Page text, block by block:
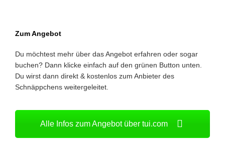
Zum Angebot
Du möchtest mehr über das Angebot erfahren oder sogar
buchen? Dann klicke einfach auf den grünen Button unten.
Du wirst dann direkt & kostenlos zum Anbieter des
Schnäppchens weitergeleitet.
Alle Infos zum Angebot über tui.com